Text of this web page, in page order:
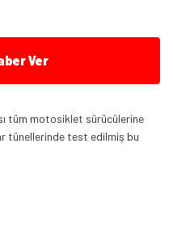
Ver
tüm motosiklet sürücülerine
tünellerinde test edilmiş bu